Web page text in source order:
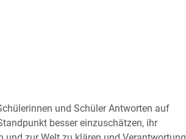
und Schüler Antworten auf
besser einzuschätzen, ihr